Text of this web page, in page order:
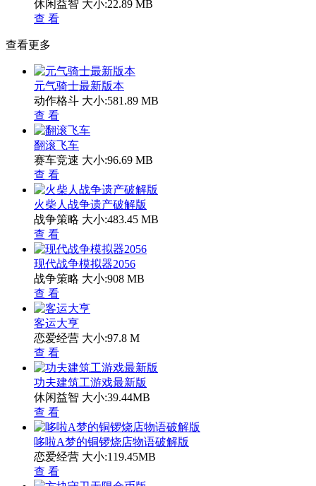
休闲益智 大小:22.89 MB
查 看
查看更多
元气骑士最新版本
动作格斗 大小:581.89 MB
查 看
翻滚飞车
赛车竞速 大小:96.69 MB
查 看
火柴人战争遗产破解版
战争策略 大小:483.45 MB
查 看
现代战争模拟器2056
战争策略 大小:908 MB
查 看
客运大亨
恋爱经营 大小:97.8 M
查 看
功夫建筑工游戏最新版
休闲益智 大小:39.44MB
查 看
哆啦A梦的铜锣烧店物语破解版
恋爱经营 大小:119.45MB
查 看